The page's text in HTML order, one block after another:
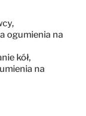
ogumienia na
kół,
na